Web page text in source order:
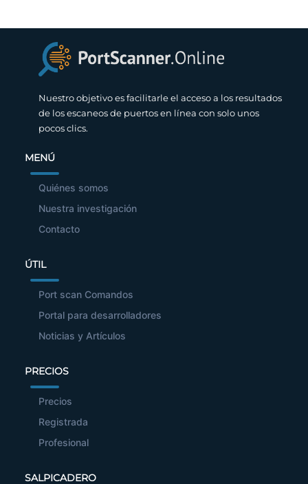
Nuestro objetivo es facilitarle el acceso a los resultados
de los escaneos de puertos en línea con solo unos
pocos clics.
MENÚ
Quiénes somos
Nuestra investigación
Contacto
ÚTIL
Port scan Comandos
Portal para desarrolladores
Noticias y Artículos
PRECIOS
Precios
Registrada
Profesional
SALPICADERO